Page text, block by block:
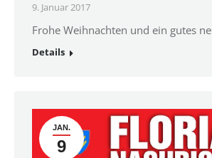
9. Januar 2017
Frohe Weihnachten und ein gutes
Details
JAN.
9